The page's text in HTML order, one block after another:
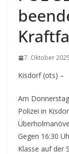
7. Oktober 2025
Kisdorf (ots) –
Am
Polizei in
Gegen 16:30
Klasse auf der